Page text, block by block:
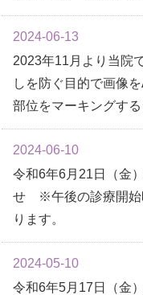
2024-06-13
2023年11月より当院
しを防ぐ目的で画像
部位をマーキングす
2024-06-10
令和6年6月21日（金
せ ※午後の診療開始
ります。
2024-05-10
令和6年5月17日（金